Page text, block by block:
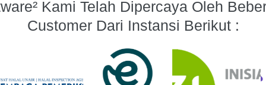
Kami Telah Dipercaya Oleh
Customer Dari Instansi Berikut :